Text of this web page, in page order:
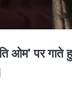
ओम’ पर गाते